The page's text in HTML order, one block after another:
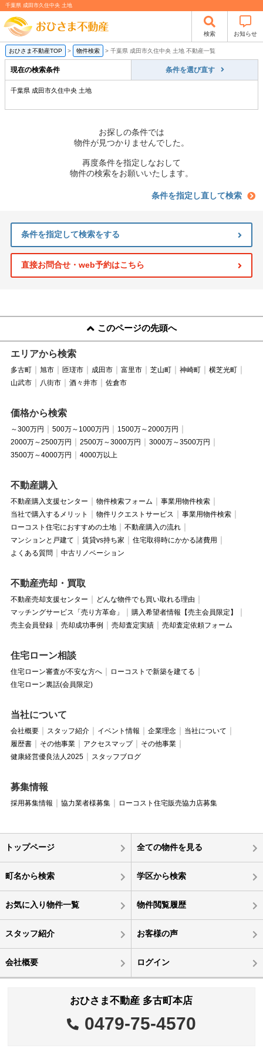
千葉県 成田市久住中央 土地
検索 お知らせ
おひさま不動産TOP > 物件検索 > 千葉県 成田市久住中央 土地 不動産一覧
現在の検索条件 条件を選び直す
千葉県 成田市久住中央 土地
お探しの条件では
物件が見つかりませんでした。
再度条件を指定しなおして
物件の検索をお願いいたします。
条件を指定し直して検索
条件を指定して検索をする
直接お問合せ・web予約はこちら
このページの先頭へ
エリアから検索
多古町 旭市 匝瑳市 成田市 富里市 芝山町 神崎町
横芝光町
山武市
八街市 酒々井市 佐倉市
価格から検索
～300万円 500万～1000万円
1500万～2000万円
2000万～2500万円
2500万～3000万円
3000万～3500万円
3500万～4000万円
4000万以上
不動産購入
不動産購入支援センター 物件検索フォーム
事業用物件検索
当社で購入するメリット
物件リクエストサービス
事業用物件検索
ローコスト住宅におすすめの土地
不動産購入の流れ
マンションと戸建て
賃貸vs持ち家
住宅取得時にかかる諸費用
よくある質問
中古リノベーション
不動産売却・買取
不動産売却支援センター
どんな物件でも買い取れる理由
マッチングサービス「売り方革命」
購入希望者情報【売主会員限定】
売主会員登録
売却成功事例 売却査定実績 売却査定依頼フォーム
住宅ローン相談
住宅ローン審査が不安な方へ
ローコストで新築を建てる
住宅ローン裏話(会員限定)
当社について
会社概要 スタッフ紹介 イベント情報 企業理念
当社について
履歴書
その他事業 アクセスマップ
その他事業
健康経営優良法人2025
スタッフブログ
募集情報
採用募集情報 協力業者様募集 ローコスト住宅販売協力店募集
トップページ 全ての物件を見る
町名から検索 学区から検索
お気に入り物件一覧 物件閲覧履歴
スタッフ紹介 お客様の声
会社概要 ログイン
おひさま不動産 多古町本店
0479-75-4570